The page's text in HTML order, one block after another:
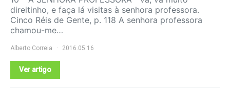
direitinho, e faça lá visitas à senhora professora.
Cinco Réis de Gente, p. 118 A senhora professora
chamou-me…
Alberto Correia 2016.05.16
Ver artigo